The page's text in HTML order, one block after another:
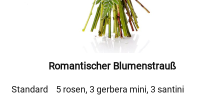
Romantischer Blumenstrauß
Standard
5 rosen, 3 gerbera mini, 3 santini